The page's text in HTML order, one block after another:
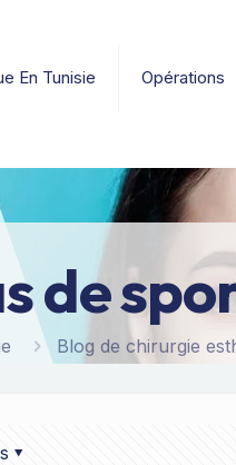
En Tunisie Opérations
de
Blog de chirurgie